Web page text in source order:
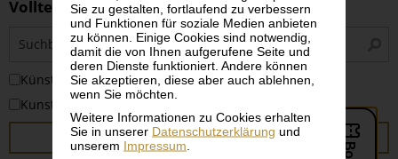
Sie zu gestalten, fortlaufend zu verbessern
und Funktionen für soziale Medien anbieten
zu können. Einige Cookies sind notwendig,
damit die von Ihnen aufgerufene Seite und
deren Dienste funktioniert. Andere können
Sie akzeptieren, diese aber auch ablehnen,
wenn Sie möchten.
Weitere Informationen zu Cookies erhalten
Sie in unserer Datenschutzerklärung und
unserem Impressum
Volltextsuche
KünstlerInnen
Kunstwerke
SUCHEN